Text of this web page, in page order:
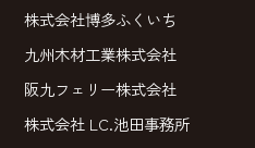
株式会社博多ふくいち
九州木材工業株式会社
阪九フェリー株式会社
株式会社 LC.池田事務所